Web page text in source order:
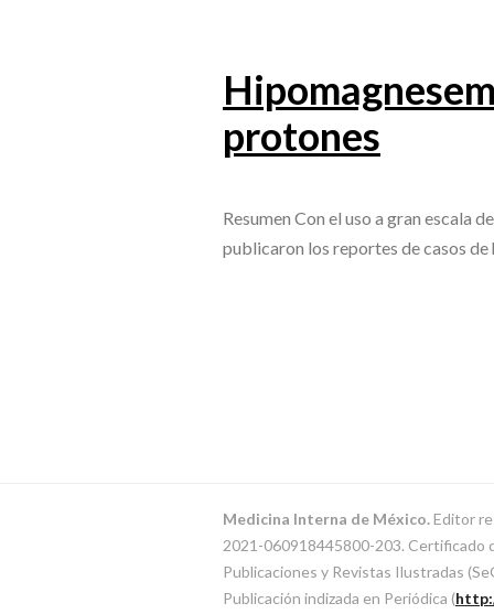
protones
Resumen Con el uso a gran escala
publicaron los reportes de casos
Medicina Interna de México.Editor
2021-060918445800-203. Certificado
Publicaciones y Revistas Ilustradas
Publicación indizada en Periódica (